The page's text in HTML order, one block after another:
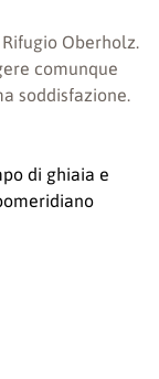
Oberholz.
comunque
soddisfazione.